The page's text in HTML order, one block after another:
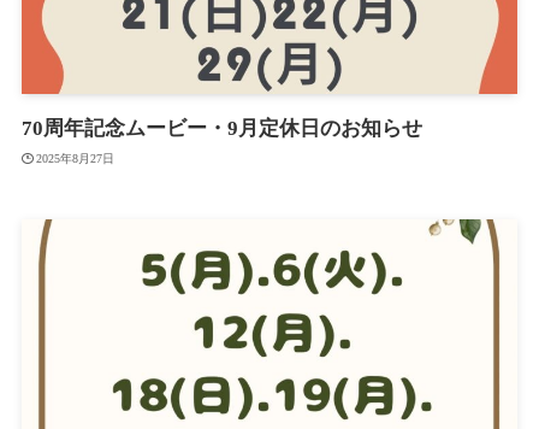
70周年記念ムービー・9月定休日のお知らせ
2025年8月27日